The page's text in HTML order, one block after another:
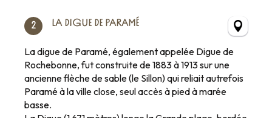
2 LA DIGUE DE PARAMÉ
La digue de Paramé, également appelée Digue de
Rochebonne, fut construite de 1883 à 1913 sur une
ancienne flèche de sable (le Sillon) qui reliait autrefois
Paramé à la ville close, seul accès à pied à marée
basse.